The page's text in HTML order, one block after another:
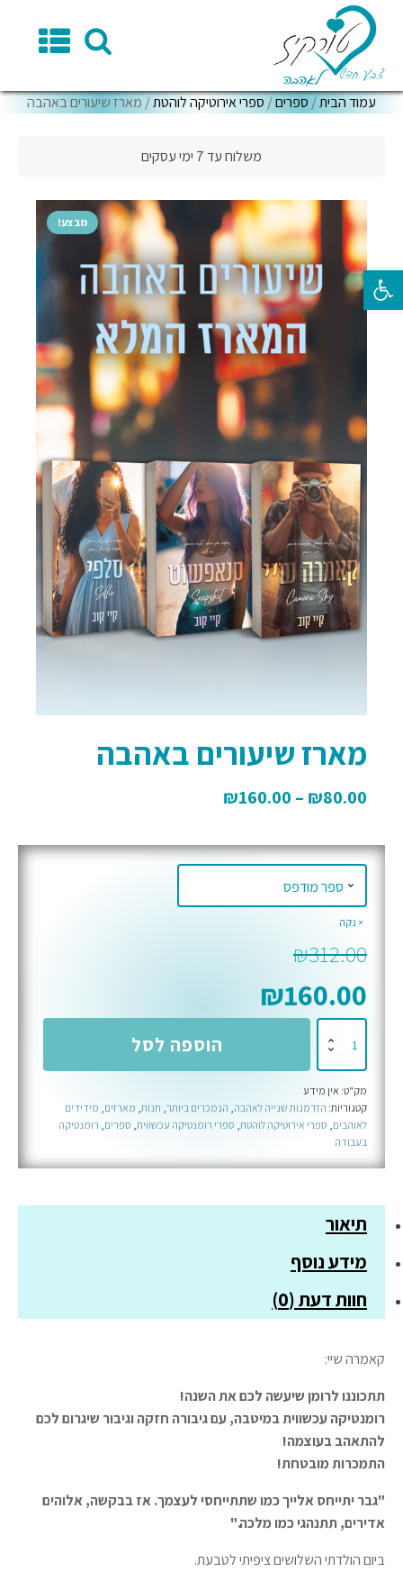
פתח סרגל נגישות
עמוד הבית/ ספרים/ ספרי אירוטיקה לוהטת/ מארז שיעורים באהבה
משלוח עד 7 ימי עסקים
מבצע!
מארז שיעורים באהבה
₪80.00
–
₪160.00
נקה
₪312.00
₪160.00
שיעורים
באהבה
הוספה לסל
מק"ט: אין מידע
קטגוריות: הזדמנות שנייה לאהבה, הנמכרים ביותר, חנות, מארזים, מידידים
לאוהבים, ספרי אירוטיקה לוהטת, ספרי רומנטיקה עכשווית, ספרים, רומנטיקה
בעבודה
תיאור
מידע נוסף
חוות דעת (0)
קאמרה שיי:
תתכוננו לרומן שיעשה לכם את השנה!
רומנטיקה עכשווית במיטבה, עם גיבורה חזקה וגיבור שיגרום לכם
להתאהב בעוצמה!
התמכרות מובטחת!
"גבר יתייחס אלייך כמו שתתייחסי לעצמך. אז בבקשה, אלוהים
אדירים, תתנהגי כמו מלכה."
ביום הולדתי השלושים ציפיתי לטבעת.